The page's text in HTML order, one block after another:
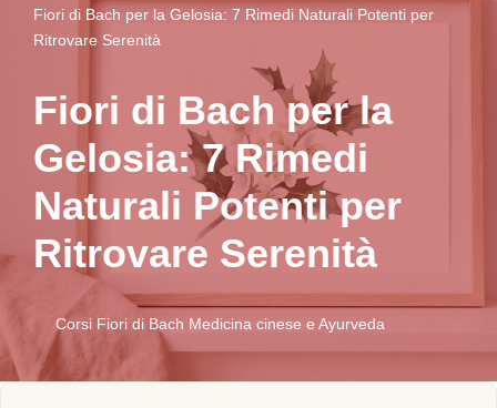
Fiori di Bach per la Gelosia: 7 Rimedi Naturali Potenti per
Ritrovare Serenità
Fiori di Bach per la
Gelosia: 7 Rimedi
Naturali Potenti per
Ritrovare Serenità
Corsi Fiori di Bach Medicina cinese e Ayurveda